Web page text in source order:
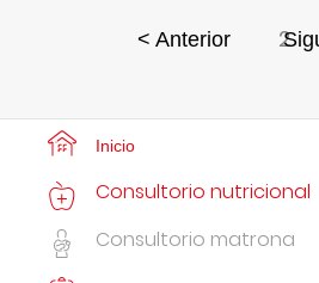
< Anterior 2
Inicio
Consultorio nutricional
Consultorio matrona